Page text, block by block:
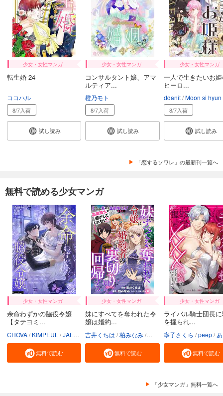
少女・女性マンガ
転生婚 24
ココハル
8/7入荷
試し読み
少女・女性マンガ
コンサルタント嬢、アマ
ルティア...
橙乃モト
8/7入荷
試し読み
少女・女性マンガ
一人で生きたいお
ヒーロ...
ddanit Moon si hyun
8/7入荷
試し読み
「恋するソワレ」の最新刊一覧へ
無料で読める少女マンガ
少女・女性マンガ
余命わずかの脇役令嬢
【タテヨミ...
CHOVA KIMPEUL JAEUNHYANG
無料で読む
少女・女性マンガ
妹にすべてを奪われた令
嬢は婚約...
吉井くちは 柏みなみ 鈴ノ助
無料で読む
少女・女性マンガ
ライバル騎士団長
を握られ...
寧子さくら peep
無料で読む
「少女マンガ」無料一覧へ